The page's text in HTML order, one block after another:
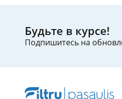
Будьте в курсе!
Подпишитесь на